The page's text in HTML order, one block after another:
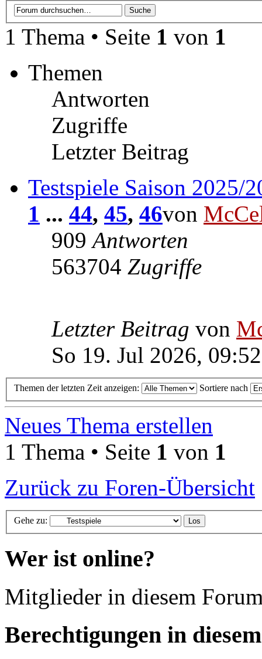
1 Thema • Seite 1 von 1
Themen
Antworten
Zugriffe
Letzter Beitrag
Testspiele Saison 2025/
1 ... 44, 45, 46von
909Antworten
563704 Zugriffe
Letzter Beitrag von
So 19. Jul 2026, 09:52
Themen der letzten Zeit anzeigen: Sortiere nach
Neues Thema erstellen
1 Thema • Seite 1 von 1
Zurück zu Foren-Übersicht
Gehe zu:
Wer ist online?
Mitglieder in diesem
Berechtigungen in